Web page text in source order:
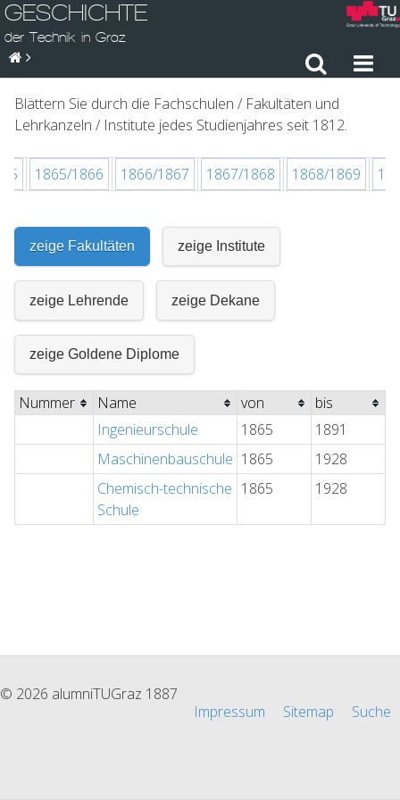
GESCHICHTE
der Technik in Graz
Blättern Sie durch die Fachschulen / Fakultäten und
Lehrkanzeln / Institute jedes Studienjahres seit 1812.
1865/1866 1866/1867 1867/1868 1868/1869
zeige Fakultäten zeige Institute
zeige Lehrende zeige Dekane
zeige Goldene Diplome
Nummer Name von
bis
Ingenieurschule
1865
1891
Maschinenbauschule 1865
1928
Chemisch-technische
Schule
1865 1928
© 2026 alumniTUGraz 1887
Impressum
Sitemap Suche